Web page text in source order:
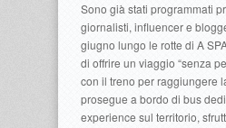
Sono già stati programmati
giornalisti, influencer e
giugno lungo le rotte di A
di offrire un viaggio “senza
con il treno per raggiungere
prosegue a bordo di bus
experience sul territorio,